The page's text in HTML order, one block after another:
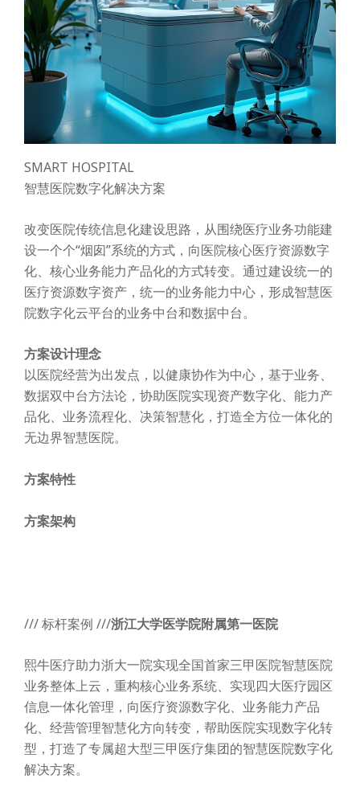
SMART HOSPITAL
智慧医院数字化解决方案
改变医院传统信息化建设思路，从围绕医疗业务功能建
设一个个“烟囱”系统的方式，向医院核心医疗资源数字
化、核心业务能力产品化的方式转变。通过建设统一的
医疗资源数字资产，统一的业务能力中心，形成智慧医
院数字化云平台的业务中台和数据中台。
方案设计理念
以医院经营为出发点，以健康协作为中心，基于业务、
数据双中台方法论，协助医院实现资产数字化、能力产
品化、业务流程化、决策智慧化，打造全方位一体化的
无边界智慧医院。
方案特性
方案架构
/// 标杆案例 ///浙江大学医学院附属第一医院
熙牛医疗助力浙大一院实现全国首家三甲医院智慧医院
业务整体上云，重构核心业务系统、实现四大医疗园区
信息一体化管理，向医疗资源数字化、业务能力产品
化、经营管理智慧化方向转变，帮助医院实现数字化转
型，打造了专属超大型三甲医疗集团的智慧医院数字化
解决方案。